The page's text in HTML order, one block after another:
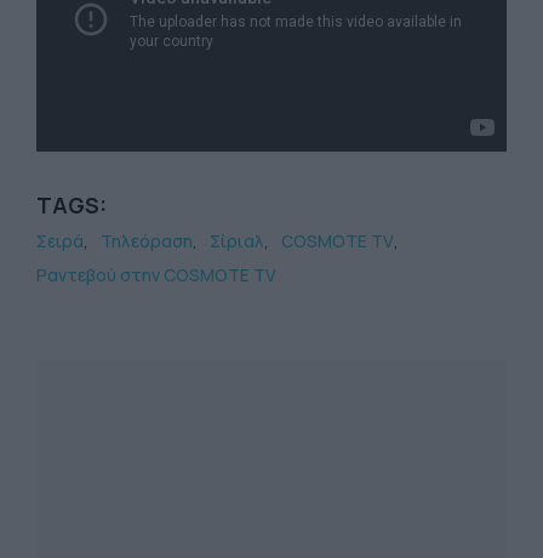
TAGS:
Σειρά Τηλεόραση Σίριαλ
COSMOTE TV
Ραντεβού στην COSMOTE TV